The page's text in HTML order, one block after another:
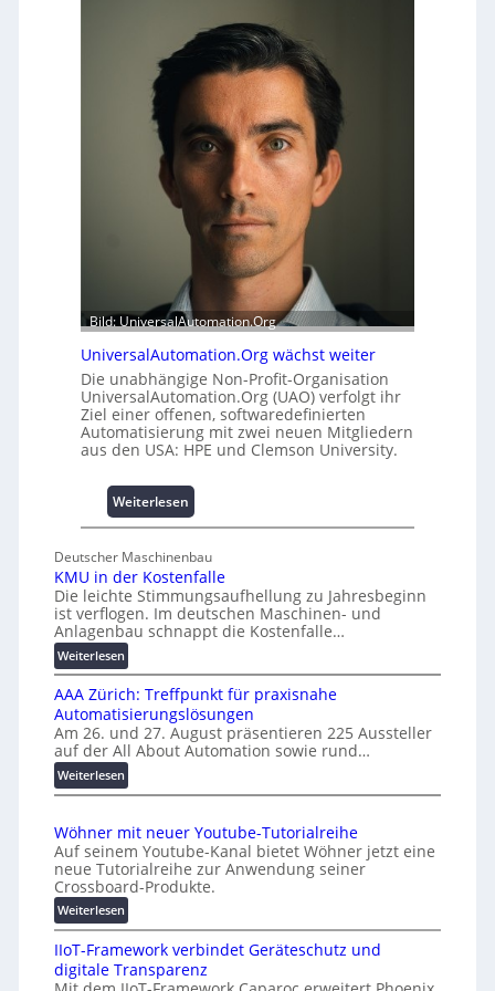
h
t
a
t
b
a
u
h
e
m
m
n
i
e
c
h
a
f
n
e
m
d
u
l
e
i
0
u
n
d
4
0
A
Bild: UniversalAutomation.Org
UniversalAutomation.Org wächst weiter
Die unabhängige Non-Profit-Organisation
UniversalAutomation.Org (UAO) verfolgt ihr
Ziel einer offenen, softwaredefinierten
Automatisierung mit zwei neuen Mitgliedern
aus den USA: HPE und Clemson University.
Weiterlesen
U
i
v
e
r
l
A
u
t
m
t
i
o
O
r
g
Deutscher Maschinenbau
KMU in der Kostenfalle
Die leichte Stimmungsaufhellung zu Jahresbeginn
ist verflogen. Im deutschen Maschinen- und
Anlagenbau schnappt die Kostenfalle…
Weiterlesen:
K
M
U
i
n
d
e
K
o
s
t
e
n
f
a
AAA Zürich: Treffpunkt für praxisnahe
Automatisierungslösungen
Am 26. und 27. August präsentieren 225 Aussteller
auf der All About Automation sowie rund…
Weiterlesen:
A
A
Z
ü
r
i
c
h
:
Wöhner mit neuer Youtube-Tutorialreihe
Auf seinem Youtube-Kanal bietet Wöhner jetzt eine
neue Tutorialreihe zur Anwendung seiner
Crossboard-Produkte.
Weiterlesen:
W
ö
h
IIoT-Framework verbindet Geräteschutz und
digitale Transparenz